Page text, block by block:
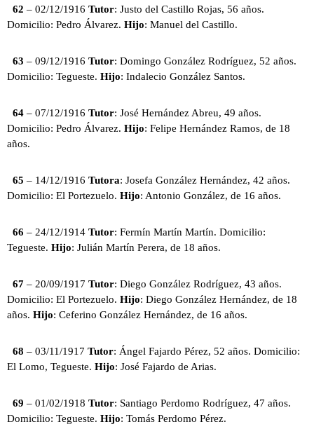
62 – 02/12/1916 Tutor: Justo del Castillo Rojas, 56 años.
Domicilio: Pedro Álvarez. Hijo: Manuel del Castillo.
63 – 09/12/1916 Tutor: Domingo González Rodríguez, 52 años.
Domicilio: Tegueste. Hijo: Indalecio González Santos.
64 – 07/12/1916 Tutor: José Hernández Abreu, 49 años.
Domicilio: Pedro Álvarez. Hijo: Felipe Hernández Ramos, de 18
años.
65 – 14/12/1916 Tutora: Josefa González Hernández, 42 años.
Domicilio: El Portezuelo. Hijo: Antonio González, de 16 años.
66 – 24/12/1914 Tutor: Fermín Martín Martín. Domicilio:
Tegueste. Hijo: Julián Martín Perera, de 18 años.
67 – 20/09/1917 Tutor: Diego González Rodríguez, 43 años.
Domicilio: El Portezuelo. Hijo: Diego González Hernández, de 18
años. Hijo: Ceferino González Hernández, de 16 años.
68 – 03/11/1917 Tutor: Ángel Fajardo Pérez, 52 años. Domicilio:
El Lomo, Tegueste. Hijo: José Fajardo de Arias.
69 – 01/02/1918 Tutor: Santiago Perdomo Rodríguez, 47 años.
Domicilio: Tegueste. Hijo: Tomás Perdomo Pérez.